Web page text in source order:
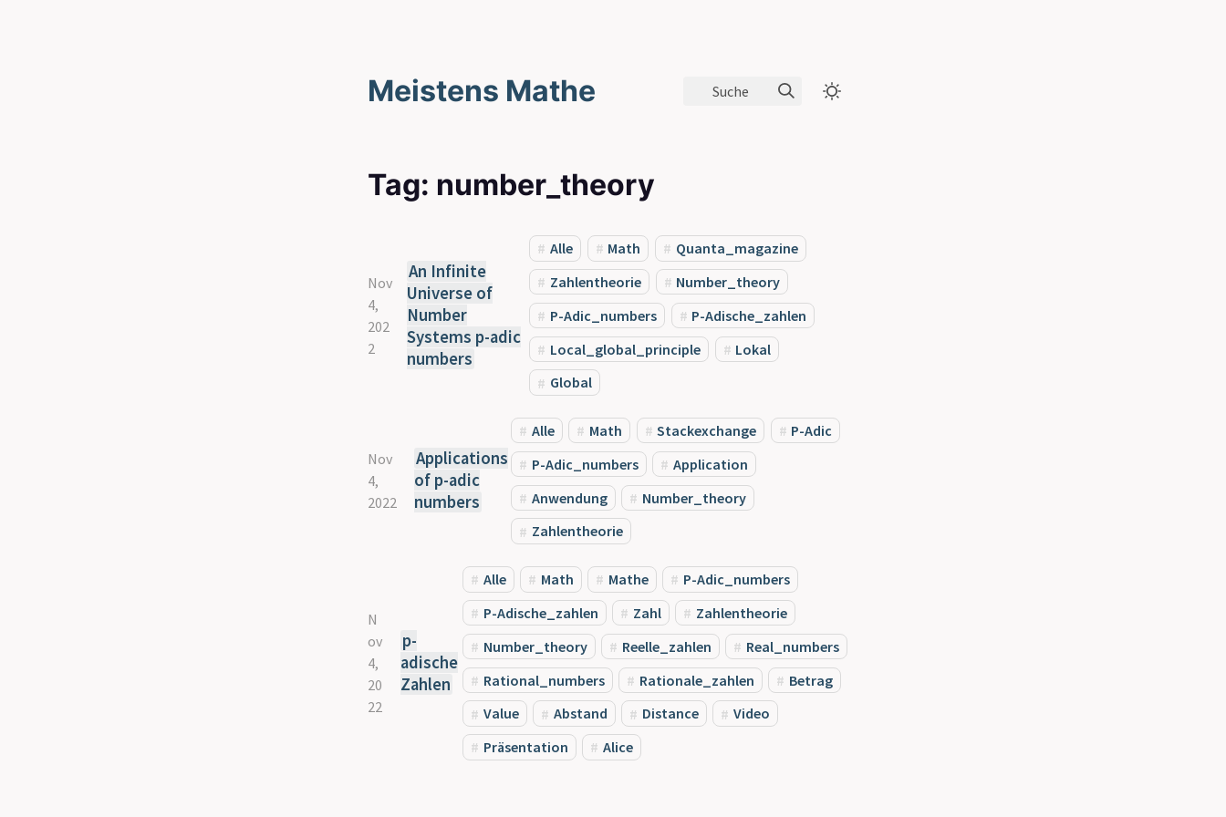
Meistens Mathe Suche
Tag: number_theory
Nov
4,
202
2
An Infinite
Universe of
Number
Systems p-adic
numbers
Alle Math
Quanta_magazine
Zahlentheorie
Number_theory
P-Adic_numbers
P-Adische_zahlen
Local_global_principle
Lokal
Global
Nov
4,
2022
Applications
of p-adic
numbers
Alle Math Stackexchange
P-Adic
P-Adic_numbers
Application
Anwendung
Number_theory
Zahlentheorie
N
ov
4,
20
22
p-
adische
Zahlen
Alle Math Mathe
P-Adic_numbers
P-Adische_zahlen
Zahl
Zahlentheorie
Number_theory
Reelle_zahlen
Real_numbers
Rational_numbers
Rationale_zahlen
Betrag
Value
Abstand Distance
Video
Präsentation
Alice